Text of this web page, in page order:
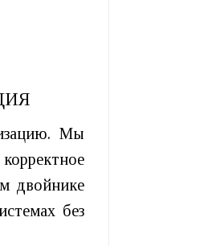
Мы
двойнике
без